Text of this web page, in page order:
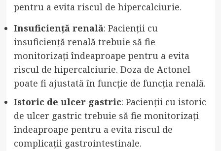
pentru a evita riscul de hipercalciurie.
Insuficiență renală: Pacienții cu
insuficiență renală trebuie să fie
monitorizați îndeaproape pentru a evita
riscul de hipercalciurie. Doza de Actonel
poate fi ajustată în funcție de funcția renală.
Istoric de ulcer gastric: Pacienții cu istoric
de ulcer gastric trebuie să fie monitorizați
îndeaproape pentru a evita riscul de
complicații gastrointestinale.